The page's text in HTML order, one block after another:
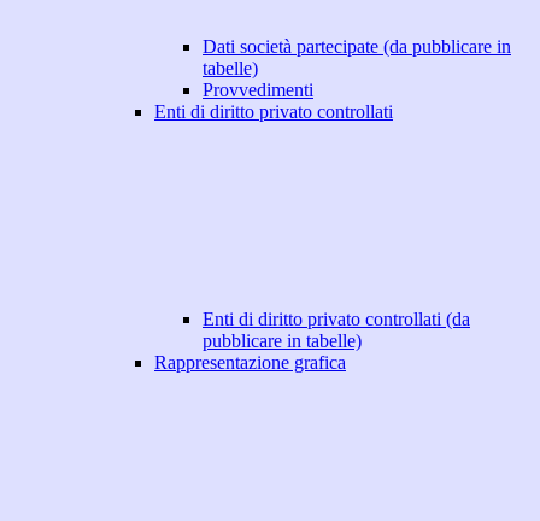
Dati società partecipate (da pubblicare in
tabelle)
Provvedimenti
Enti di diritto privato controllati
Enti di diritto privato controllati (da
pubblicare in tabelle)
Rappresentazione grafica